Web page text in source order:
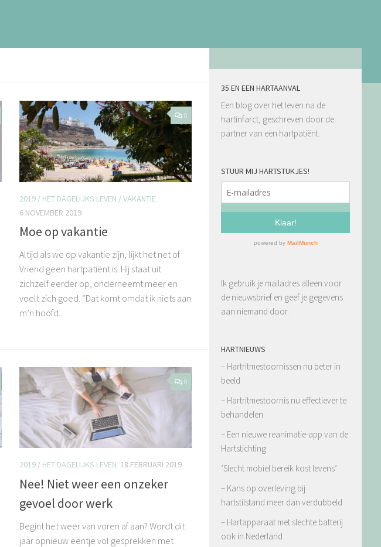
0
2019 / HET DAGELIJKS LEVEN /VAKANTIE
6 NOVEMBER 2019
Moe op vakantie
Altijd als we op vakantie zijn, lijkt het net of
Vriend geen hartpatiënt is. Hij staat uit
zichzelf eerder op, onderneemt meer en
voelt zich goed. “Dat komt omdat ik niets aan
m’n hoofd...
0
2019 / HET DAGELIJKS LEVEN 18 FEBRUARI 2019
Nee! Niet weer een onzeker
gevoel door werk
Begint het weer van voren af aan? Wordt dit
jaar opnieuw eentje vol gesprekken met
35 EN EEN HARTAANVAL
Een blog over het leven na de
hartinfarct, geschreven door de
partner van een hartpatiënt.
STUUR MIJ HARTSTUKJES!
Ik gebruik je mailadres alleen voor
de nieuwsbrief en geef je gegevens
aan niemand door.
HARTNIEUWS
– Hartritmestoornissen nu beter in
beeld
– Hartritmestoornis nu effectiever te
behandelen
– Een nieuwe reanimatie-app van de
Hartstichting
’Slecht mobiel bereik kost levens’
– Kans op overleving bij
hartstilstand meer dan verdubbeld
– Hartapparaat met slechte batterij
ook in Nederland